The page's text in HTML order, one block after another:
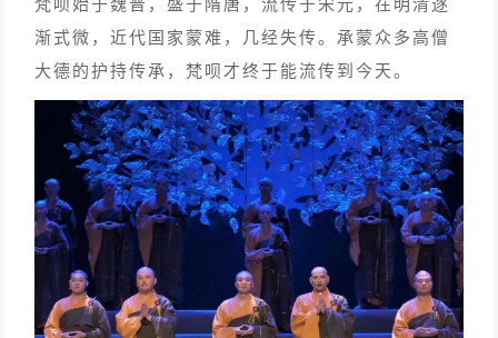
渐式微，近代国家蒙难，几经失传。承蒙众多高僧
大德的护持传承，梵呗才终于能流传到今天。